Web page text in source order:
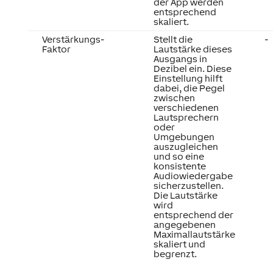
entsprechend
skaliert.
Verstärkungs-
Faktor
Stellt die
Lautstärke dieses
Ausgangs in
Dezibel ein. Diese
Einstellung hilft
dabei, die Pegel
zwischen
verschiedenen
Lautsprechern
oder
Umgebungen
auszugleichen
und so eine
konsistente
Audiowiedergabe
sicherzustellen.
Die Lautstärke
wird
entsprechend der
angegebenen
Maximallautstärke
skaliert und
begrenzt.
-